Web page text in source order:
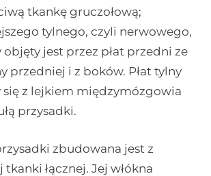
tkankę gruczołową;
tylnego, czyli nerwowego,
objęty jest przez płat przedni ze
przedniej i z boków. Płat tylny
się z lejkiem międzymózgowia
przysadki.
zbudowana jest z
tkanki łącznej. Jej włókna